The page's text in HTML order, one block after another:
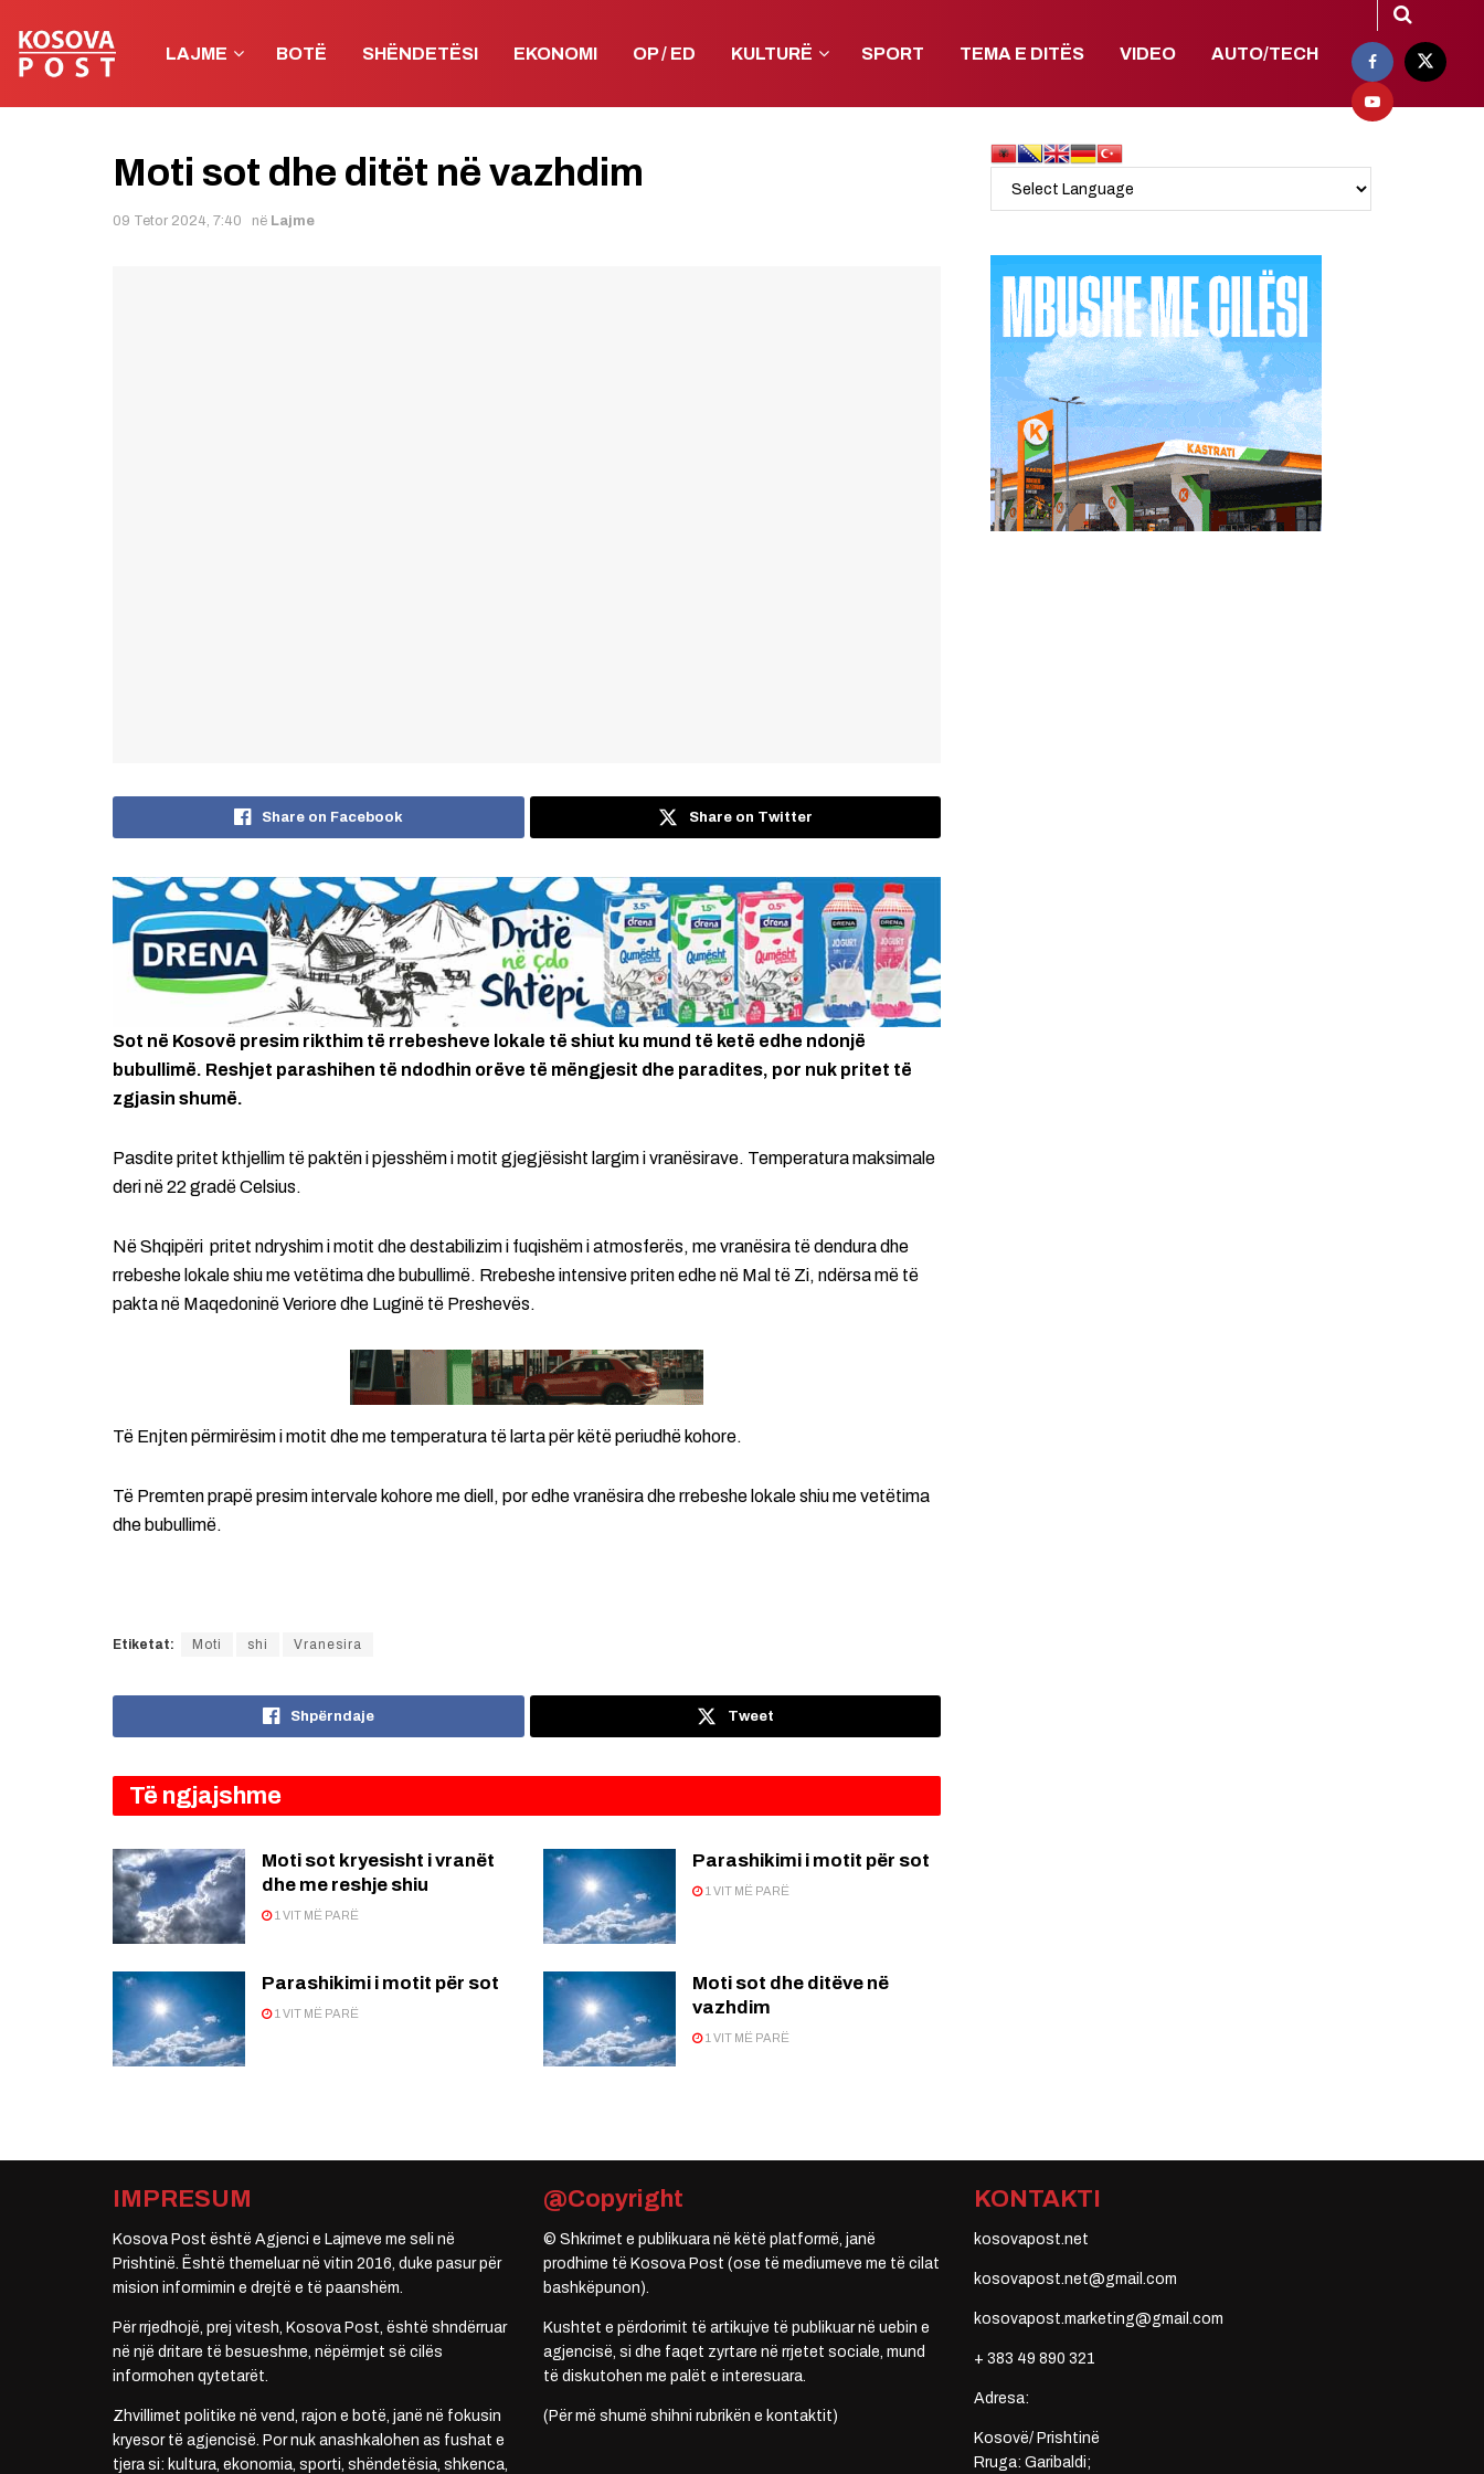
LAJME BOTË SHËNDETËSI EKONOMI OP / ED KULTURË SPORT TEMA E DITËS VIDEO AUTO/TECH
Moti sot dhe ditët në vazhdim
09 Tetor 2024, 7:40 në Lajme
Share on Facebook Share on Twitter
Sot në Kosovë presim rikthim të rrebesheve lokale të shiut ku mund të ketë edhe ndonjë
bubullimë. Reshjet parashihen të ndodhin orëve të mëngjesit dhe paradites, por nuk pritet të
zgjasin shumë.
Pasdite pritet kthjellim të paktën i pjesshëm i motit gjegjësisht largim i vranësirave. Temperatura maksimale
deri në 22 gradë Celsius.
Në Shqipëri pritet ndryshim i motit dhe destabilizim i fuqishëm i atmosferës, me vranësira të dendura dhe
rrebeshe lokale shiu me vetëtima dhe bubullimë. Rrebeshe intensive priten edhe në Mal të Zi, ndërsa më të
pakta në Maqedoninë Veriore dhe Luginë të Preshevës.
Të Enjten përmirësim i motit dhe me temperatura të larta për këtë periudhë kohore.
Të Premten prapë presim intervale kohore me diell, por edhe vranësira dhe rrebeshe lokale shiu me vetëtima
dhe bubullimë.
Etiketat: Moti shi Vranesira
Shpërndaje Tweet
Të ngjajshme
Moti sot kryesisht i vranët
dhe me reshje shiu
1 VIT MË PARË
Parashikimi i motit për sot
1 VIT MË PARË
Parashikimi i motit për sot
1 VIT MË PARË
Moti sot dhe ditëve në
vazhdim
1 VIT MË PARË
IMPRESUM
Kosova Post është Agjenci e Lajmeve me seli në
Prishtinë. Është themeluar në vitin 2016, duke pasur për
mision informimin e drejtë e të paanshëm.
Për rrjedhojë, prej vitesh, Kosova Post, është shndërruar
në një dritare të besueshme, nëpërmjet së cilës
informohen qytetarët.
Zhvillimet politike në vend, rajon e botë, janë në fokusin
kryesor të agjencisë. Por nuk anashkalohen as fushat e
tjera si: kultura, ekonomia, sporti, shëndetësia, shkenca,
@Copyright
© Shkrimet e publikuara në këtë platformë, janë
prodhime të Kosova Post (ose të mediumeve me të cilat
bashkëpunon).
Kushtet e përdorimit të artikujve të publikuar në uebin e
agjencisë, si dhe faqet zyrtare në rrjetet sociale, mund
të diskutohen me palët e interesuara.
(Për më shumë shihni rubrikën e kontaktit)
KONTAKTI
kosovapost.net
kosovapost.net@gmail.com
kosovapost.marketing@gmail.com
+ 383 49 890 321
Adresa:
Kosovë/ Prishtinë
Rruga: Garibaldi;